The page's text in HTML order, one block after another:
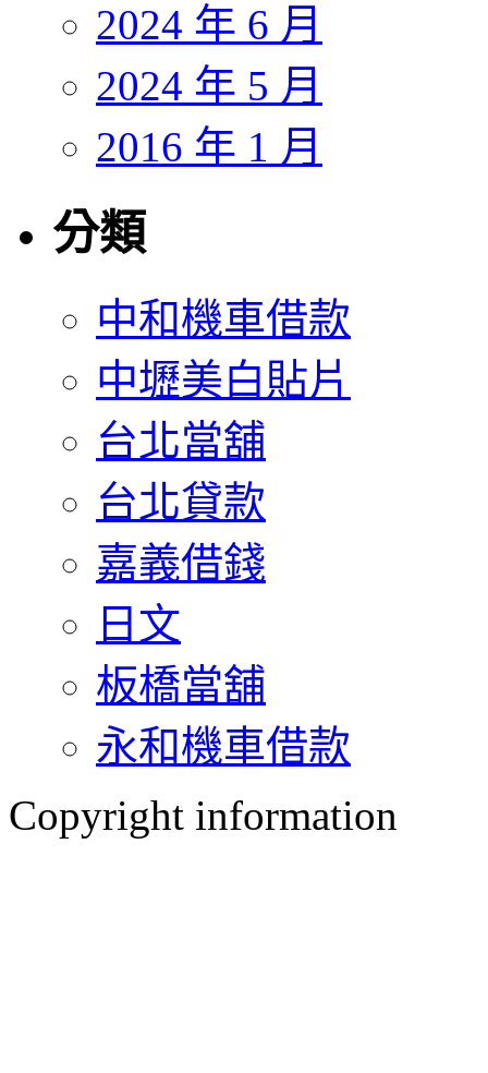
2024 年 6 月
2024 年 5 月
2016 年 1 月
分類
中和機車借款
中壢美白貼片
台北當舖
台北貸款
嘉義借錢
日文
板橋當舖
永和機車借款
Copyright information